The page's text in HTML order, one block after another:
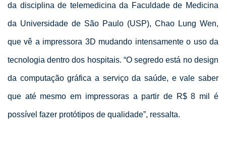
da disciplina de telemedicina da Faculdade de Medicina
da Universidade de São Paulo (USP), Chao Lung Wen,
que vê a impressora 3D mudando intensamente o uso da
tecnologia dentro dos hospitais. “O segredo está no design
da computação gráfica a serviço da saúde, e vale saber
que até mesmo em impressoras a partir de R$ 8 mil é
possível fazer protótipos de qualidade”, ressalta.